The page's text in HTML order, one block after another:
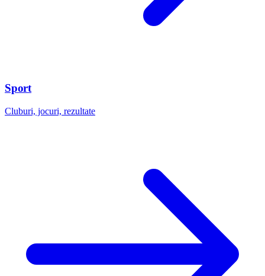
Sport
Cluburi, jocuri, rezultate